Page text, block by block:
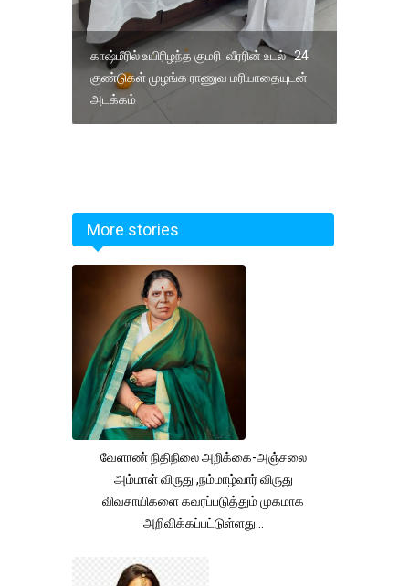
காஷ்மீரில் உயிரிழந்த குமரி வீரரின் உடல் 24
குண்டுகள் முழங்க ராணுவ மரியாதையுடன்
அடக்கம்
More stories
வேளாண் நிதிநிலை அறிக்கை-அஞ்சலை
அம்மாள் விருது ,நம்மாழ்வார் விருது
விவசாயிகளை கவரப்படுத்தும் முகமாக
அறிவிக்கப்பட்டுள்ளது...